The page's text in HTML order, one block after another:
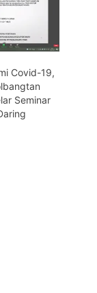
Covid-19,
Seminar